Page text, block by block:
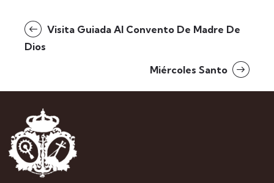
Visita Guiada Al Convento De Madre De
Dios
Miércoles Santo